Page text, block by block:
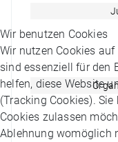
Wir benutzen Cookies
Wir nutzen Cookies
sind essenziell für den
helfen, diese Website
(Tracking Cookies).
Cookies zulassen
Ablehnung womöglich